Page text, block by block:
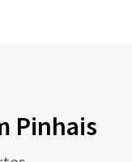
Pinhais